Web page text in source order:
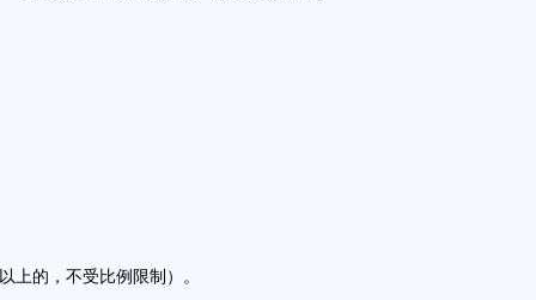
的，不受比例限制）。